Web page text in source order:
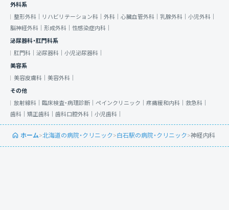
外科系
整形外科｜
リハビリテーション科｜ 外科｜ 心臓血管外科｜ 乳腺外科｜ 小児外科｜
脳神経外科｜ 形成外科｜ 性感染症内科｜
泌尿器科・肛門科系
肛門科｜ 泌尿器科｜ 小児泌尿器科｜
美容系
美容皮膚科｜ 美容外科｜
その他
放射線科｜ 臨床検査・病理診断｜ ペインクリニック｜ 疼痛緩和内科｜ 救急科｜
歯科｜ 矯正歯科｜ 歯科口腔外科｜ 小児歯科｜
ホーム>北海道の病院・クリニック>白石駅の病院・クリニック>神経内科